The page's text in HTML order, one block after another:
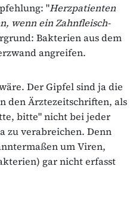
"Herzpatienten
wenn ein Zahnfleisch-
Bakterien aus dem
angreifen.
Der Gipfel sind ja die
den Ärztezeitschriften, als
bitte" nicht bei jeder
zu verabreichen. Denn
um Viren,
gar nicht erfasst